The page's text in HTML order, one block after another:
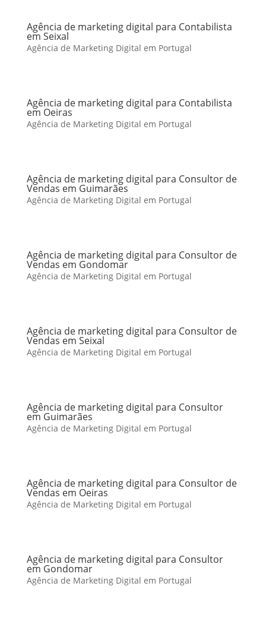
Agência de marketing digital para Contabilista
em Seixal
Agência de Marketing Digital em Portugal
Agência de marketing digital para Contabilista
em Oeiras
Agência de Marketing Digital em Portugal
Agência de marketing digital para Consultor de
Vendas em Guimarães
Agência de Marketing Digital em Portugal
Agência de marketing digital para Consultor de
Vendas em Gondomar
Agência de Marketing Digital em Portugal
Agência de marketing digital para Consultor de
Vendas em Seixal
Agência de Marketing Digital em Portugal
Agência de marketing digital para Consultor
em Guimarães
Agência de Marketing Digital em Portugal
Agência de marketing digital para Consultor de
Vendas em Oeiras
Agência de Marketing Digital em Portugal
Agência de marketing digital para Consultor
em Gondomar
Agência de Marketing Digital em Portugal